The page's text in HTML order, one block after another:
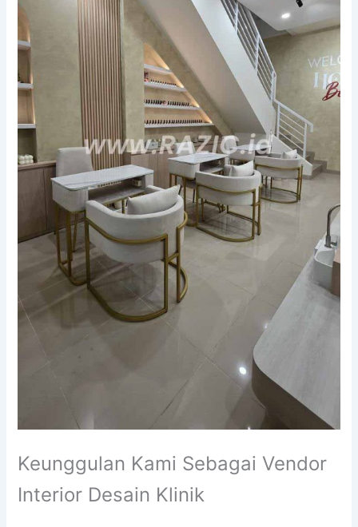
Keunggulan Kami Sebagai Vendor
Interior Desain Klinik